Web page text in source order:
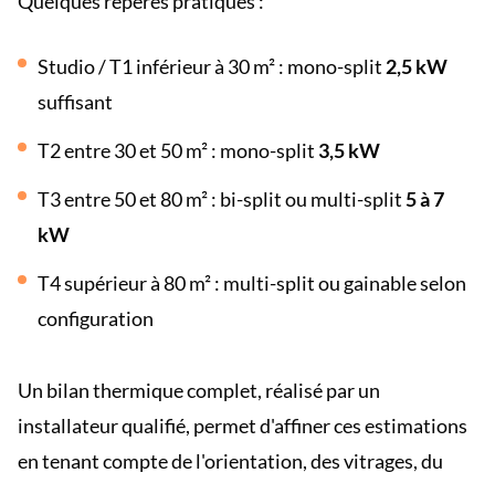
Studio / T1 inférieur à 30 m² : mono-split 2,5 kW
suffisant
T2 entre 30 et 50 m² : mono-split 3,5 kW
T3 entre 50 et 80 m² : bi-split ou multi-split5 à 7
kW
T4 supérieur à 80 m² : multi-split ou gainable selon
configuration
Un bilan thermique complet, réalisé par un
installateur qualifié, permet d'affiner ces estimations
en tenant compte de l'orientation, des vitrages, du